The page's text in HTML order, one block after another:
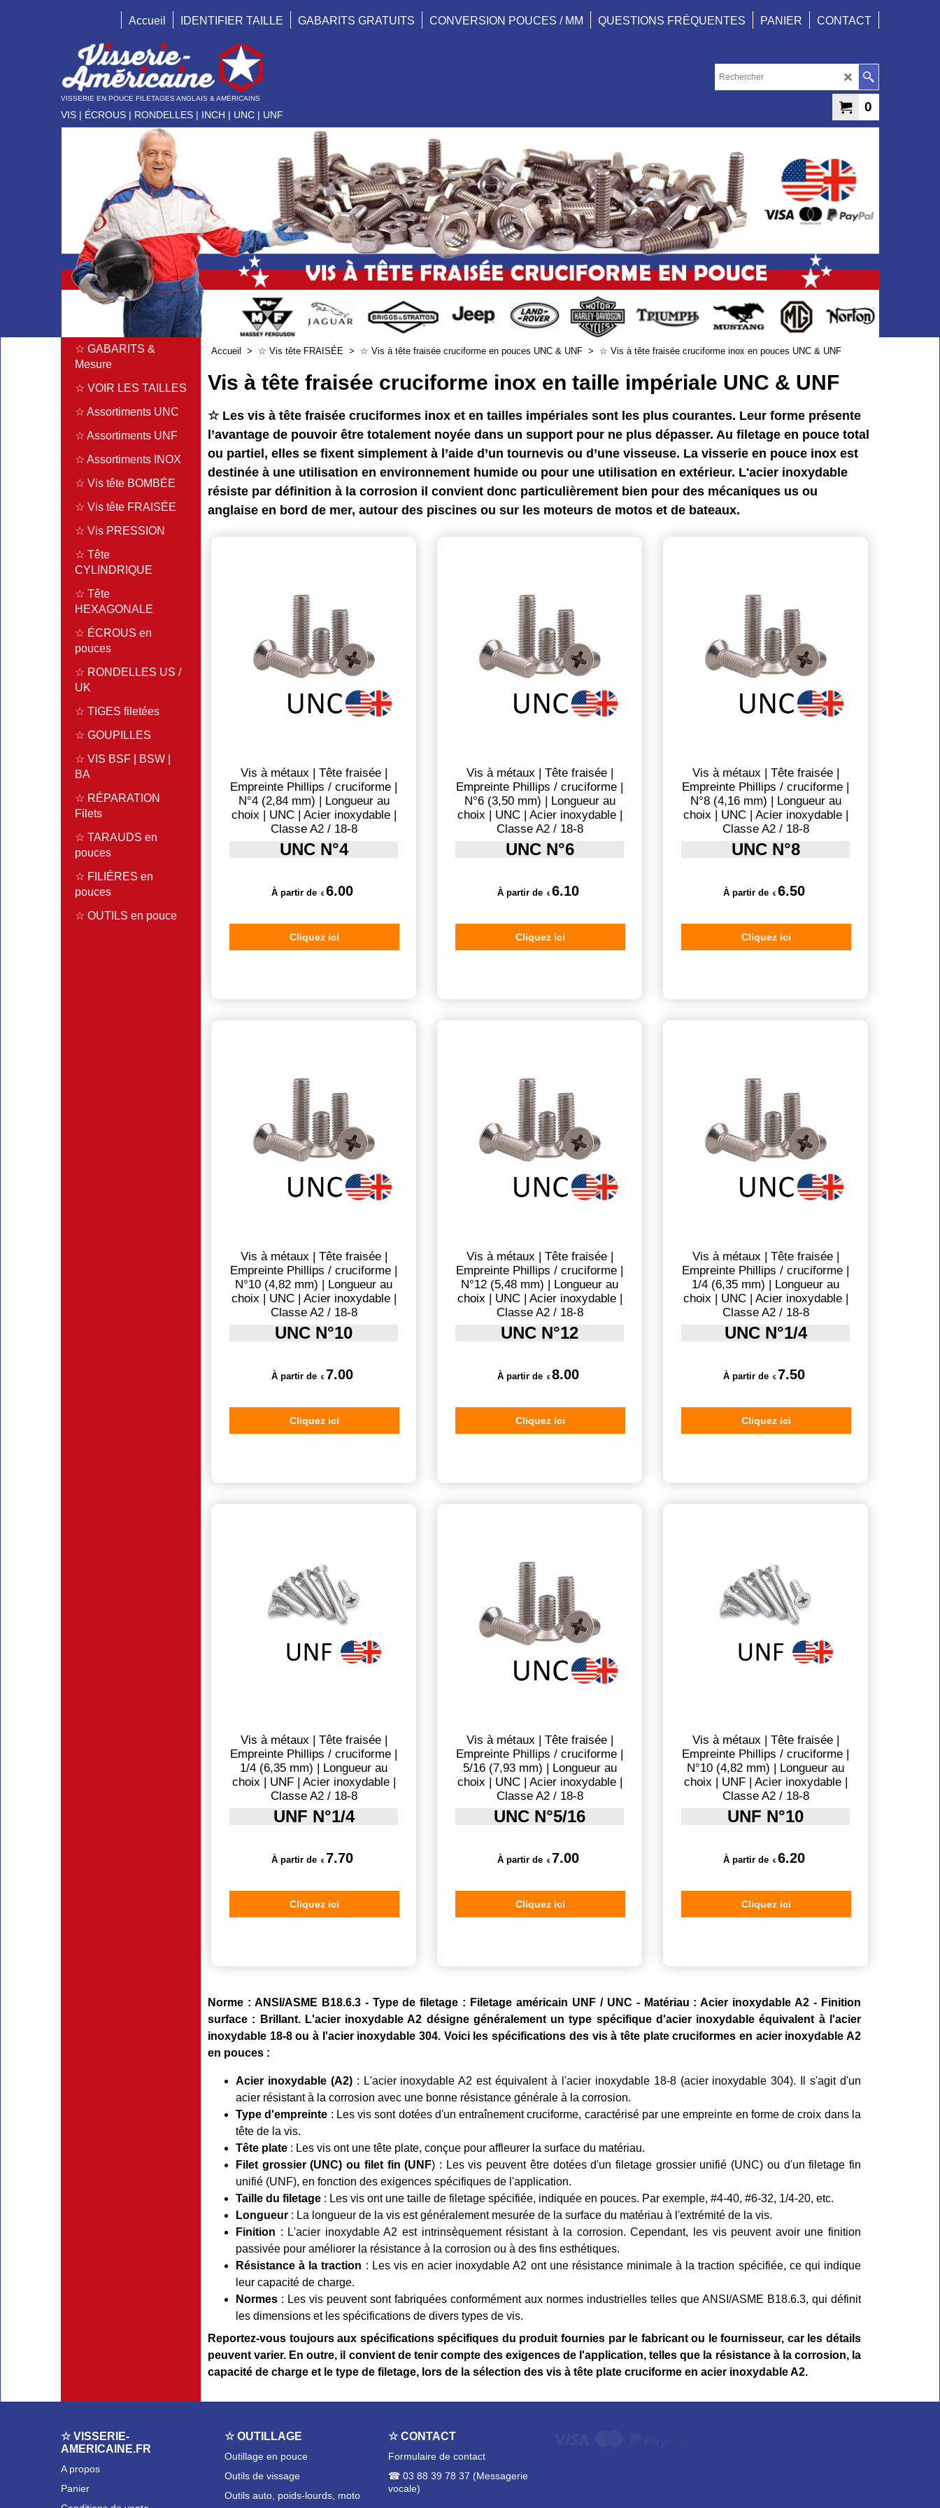
Accueil IDENTIFIER TAILLE GABARITS GRATUITS CONVERSION POUCES / MM QUESTIONS FRÉQUENTES PANIER CONTACT
VISSERIE EN POUCE FILETAGES ANGLAIS & AMÉRICAINS
VIS | ÉCROUS | RONDELLES | INCH | UNC | UNF
0
☆ GABARITS &
Mesure
☆ VOIR LES TAILLES
☆ Assortiments UNC
☆ Assortiments UNF
☆ Assortiments INOX
☆ Vis tête BOMBÉE
☆ Vis tête FRAISÉE
☆ Vis PRESSION
☆ Tête
CYLINDRIQUE
☆ Tête
HEXAGONALE
☆ ÉCROUS en
pouces
☆ RONDELLES US /
UK
☆ TIGES filetées
☆ GOUPILLES
☆ VIS BSF | BSW |
BA
☆ RÉPARATION
Filets
☆ TARAUDS en
pouces
☆ FILIÉRES en
pouces
☆ OUTILS en pouce
Accueil > ☆ Vis tête FRAISÉE > ☆ Vis à tête fraisée cruciforme en pouces UNC & UNF > ☆ Vis à tête fraisée cruciforme inox en pouces UNC & UNF
Vis à tête fraisée cruciforme inox en taille impériale UNC & UNF
☆ Les vis à tête fraisée cruciformes inox et en tailles impériales sont les plus courantes. Leur forme présente
l’avantage de pouvoir être totalement noyée dans un support pour ne plus dépasser. Au filetage en pouce total
ou partiel, elles se fixent simplement à l’aide d’un tournevis ou d’une visseuse. La visserie en pouce inox est
destinée à une utilisation en environnement humide ou pour une utilisation en extérieur. L'acier inoxydable
résiste par définition à la corrosion il convient donc particulièrement bien pour des mécaniques us ou
anglaise en bord de mer, autour des piscines ou sur les moteurs de motos et de bateaux.
Vis à métaux | Tête fraisée |
Empreinte Phillips / cruciforme |
N°4 (2,84 mm) | Longueur au
choix | UNC | Acier inoxydable |
Classe A2 / 18-8
UNC N°4
À partir de € 6.00
Cliquez ici
Vis à métaux | Tête fraisée |
Empreinte Phillips / cruciforme |
N°6 (3,50 mm) | Longueur au
choix | UNC | Acier inoxydable |
Classe A2 / 18-8
UNC N°6
À partir de € 6.10
Cliquez ici
Vis à métaux | Tête fraisée |
Empreinte Phillips / cruciforme |
N°8 (4,16 mm) | Longueur au
choix | UNC | Acier inoxydable |
Classe A2 / 18-8
UNC N°8
À partir de € 6.50
Cliquez ici
Vis à métaux | Tête fraisée |
Empreinte Phillips / cruciforme |
N°10 (4,82 mm) | Longueur au
choix | UNC | Acier inoxydable |
Classe A2 / 18-8
UNC N°10
À partir de € 7.00
Cliquez ici
Vis à métaux | Tête fraisée |
Empreinte Phillips / cruciforme |
N°12 (5,48 mm) | Longueur au
choix | UNC | Acier inoxydable |
Classe A2 / 18-8
UNC N°12
À partir de € 8.00
Cliquez ici
Vis à métaux | Tête fraisée |
Empreinte Phillips / cruciforme |
1/4 (6,35 mm) | Longueur au
choix | UNC | Acier inoxydable |
Classe A2 / 18-8
UNC N°1/4
À partir de € 7.50
Cliquez ici
Vis à métaux | Tête fraisée |
Empreinte Phillips / cruciforme |
1/4 (6,35 mm) | Longueur au
choix | UNF | Acier inoxydable |
Classe A2 / 18-8
UNF N°1/4
À partir de € 7.70
Cliquez ici
Vis à métaux | Tête fraisée |
Empreinte Phillips / cruciforme |
5/16 (7,93 mm) | Longueur au
choix | UNC | Acier inoxydable |
Classe A2 / 18-8
UNC N°5/16
À partir de € 7.00
Cliquez ici
Vis à métaux | Tête fraisée |
Empreinte Phillips / cruciforme |
N°10 (4,82 mm) | Longueur au
choix | UNF | Acier inoxydable |
Classe A2 / 18-8
UNF N°10
À partir de € 6.20
Cliquez ici
Norme : ANSI/ASME B18.6.3 - Type de filetage : Filetage américain UNF / UNC - Matériau : Acier inoxydable A2 - Finition
surface : Brillant. L'acier inoxydable A2 désigne généralement un type spécifique d'acier inoxydable équivalent à l'acier
inoxydable 18-8 ou à l'acier inoxydable 304. Voici les spécifications des vis à tête plate cruciformes en acier inoxydable A2
en pouces :
Acier inoxydable (A2): L'acier inoxydable A2 est équivalent à l'acier inoxydable 18-8 (acier inoxydable 304). Il s'agit d'un
acier résistant à la corrosion avec une bonne résistance générale à la corrosion.
Type d'empreinte : Les vis sont dotées d'un entraînement cruciforme, caractérisé par une empreinte en forme de croix dans la
tête de la vis.
Tête plate : Les vis ont une tête plate, conçue pour affleurer la surface du matériau.
Filet grossier (UNC) ou filet fin (UNF) : Les vis peuvent être dotées d'un filetage grossier unifié (UNC) ou d'un filetage fin
unifié (UNF), en fonction des exigences spécifiques de l'application.
Taille du filetage : Les vis ont une taille de filetage spécifiée, indiquée en pouces. Par exemple, #4-40, #6-32, 1/4-20, etc.
Longueur : La longueur de la vis est généralement mesurée de la surface du matériau à l'extrémité de la vis.
Finition : L'acier inoxydable A2 est intrinsèquement résistant à la corrosion. Cependant, les vis peuvent avoir une finition
passivée pour améliorer la résistance à la corrosion ou à des fins esthétiques.
Résistance à la traction : Les vis en acier inoxydable A2 ont une résistance minimale à la traction spécifiée, ce qui indique
leur capacité de charge.
Normes : Les vis peuvent sont fabriquées conformément aux normes industrielles telles que ANSI/ASME B18.6.3, qui définit
les dimensions et les spécifications de divers types de vis.
Reportez-vous toujours aux spécifications spécifiques du produit fournies par le fabricant ou le fournisseur, car les détails
peuvent varier. En outre, il convient de tenir compte des exigences de l'application, telles que la résistance à la corrosion, la
capacité de charge et le type de filetage, lors de la sélection des vis à tête plate cruciforme en acier inoxydable A2.
☆ VISSERIE-
AMERICAINE.FR
A propos
Panier
☆ OUTILLAGE
Outillage en pouce
Outils de vissage
Outils auto, poids-lourds, moto
☆ CONTACT
Formulaire de contact
☎ 03 88 39 78 37 (Messagerie
vocale)